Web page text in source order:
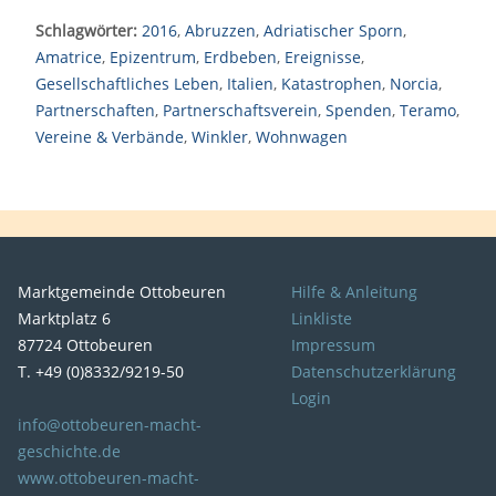
Schlagwörter: 2016, Abruzzen, Adriatischer Sporn,
Amatrice, Epizentrum, Erdbeben, Ereignisse,
Gesellschaftliches Leben, Italien, Katastrophen, Norcia,
Partnerschaften, Partnerschaftsverein, Spenden, Teramo,
Vereine & Verbände, Winkler, Wohnwagen
Marktgemeinde Ottobeuren
Marktplatz 6
87724 Ottobeuren
T. +49 (0)8332/9219-50
info@ottobeuren-macht-
geschichte.de
www.ottobeuren-macht-
Hilfe & Anleitung
Linkliste
Impressum
Datenschutzerklärung
Login